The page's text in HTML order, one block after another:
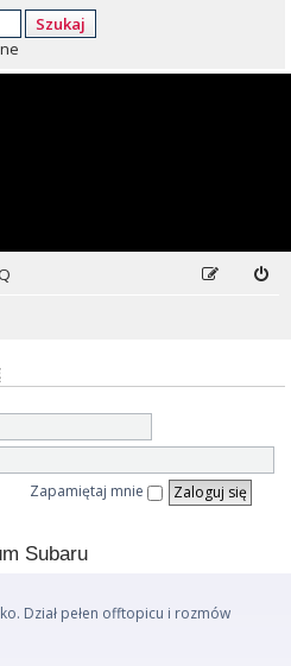
Szukaj
Zapamiętaj mnie
Subaru
Dział pełen offtopicu i rozmów